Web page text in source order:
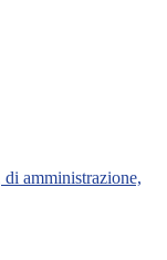
amministrazione,